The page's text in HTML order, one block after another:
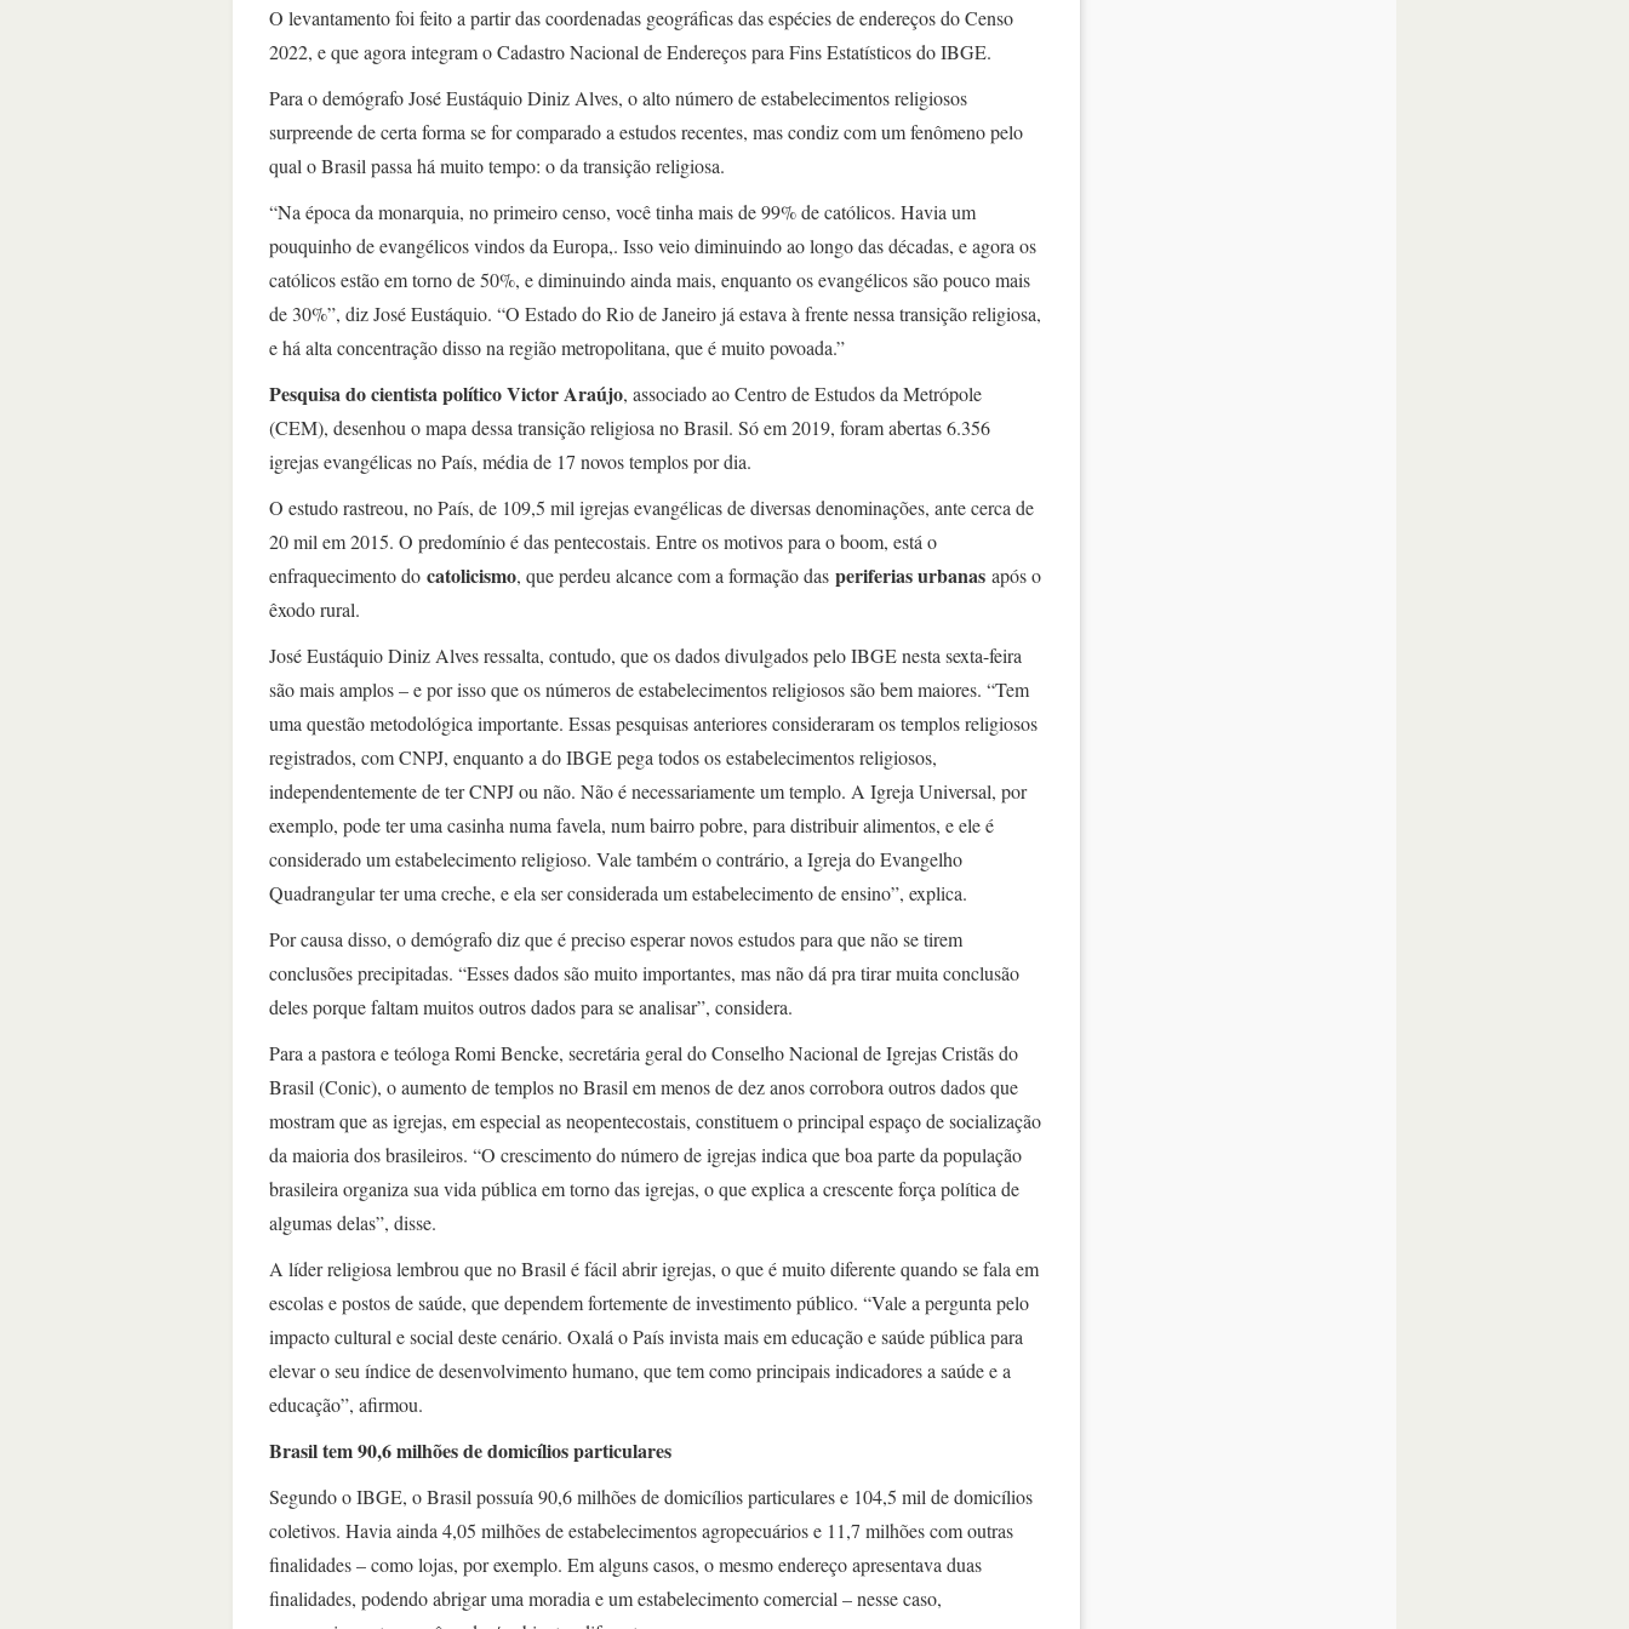
O levantamento foi feito a partir das coordenadas geográficas das espécies de endereços do Censo
2022, e que agora integram o Cadastro Nacional de Endereços para Fins Estatísticos do IBGE.
Para o demógrafo José Eustáquio Diniz Alves, o alto número de estabelecimentos religiosos
surpreende de certa forma se for comparado a estudos recentes, mas condiz com um fenômeno pelo
qual o Brasil passa há muito tempo: o da transição religiosa.
“Na época da monarquia, no primeiro censo, você tinha mais de 99% de católicos. Havia um
pouquinho de evangélicos vindos da Europa,. Isso veio diminuindo ao longo das décadas, e agora os
católicos estão em torno de 50%, e diminuindo ainda mais, enquanto os evangélicos são pouco mais
de 30%”, diz José Eustáquio. “O Estado do Rio de Janeiro já estava à frente nessa transição religiosa,
e há alta concentração disso na região metropolitana, que é muito povoada.”
Pesquisa do cientista político Victor Araújo, associado ao Centro de Estudos da Metrópole
(CEM), desenhou o mapa dessa transição religiosa no Brasil. Só em 2019, foram abertas 6.356
igrejas evangélicas no País, média de 17 novos templos por dia.
O estudo rastreou, no País, de 109,5 mil igrejas evangélicas de diversas denominações, ante cerca de
20 mil em 2015. O predomínio é das pentecostais. Entre os motivos para o boom, está o
enfraquecimento do catolicismo, que perdeu alcance com a formação das periferias urbanas após o
êxodo rural.
José Eustáquio Diniz Alves ressalta, contudo, que os dados divulgados pelo IBGE nesta sexta-feira
são mais amplos – e por isso que os números de estabelecimentos religiosos são bem maiores. “Tem
uma questão metodológica importante. Essas pesquisas anteriores consideraram os templos religiosos
registrados, com CNPJ, enquanto a do IBGE pega todos os estabelecimentos religiosos,
independentemente de ter CNPJ ou não. Não é necessariamente um templo. A Igreja Universal, por
exemplo, pode ter uma casinha numa favela, num bairro pobre, para distribuir alimentos, e ele é
considerado um estabelecimento religioso. Vale também o contrário, a Igreja do Evangelho
Quadrangular ter uma creche, e ela ser considerada um estabelecimento de ensino”, explica.
Por causa disso, o demógrafo diz que é preciso esperar novos estudos para que não se tirem
conclusões precipitadas. “Esses dados são muito importantes, mas não dá pra tirar muita conclusão
deles porque faltam muitos outros dados para se analisar”, considera.
Para a pastora e teóloga Romi Bencke, secretária geral do Conselho Nacional de Igrejas Cristãs do
Brasil (Conic), o aumento de templos no Brasil em menos de dez anos corrobora outros dados que
mostram que as igrejas, em especial as neopentecostais, constituem o principal espaço de socialização
da maioria dos brasileiros. “O crescimento do número de igrejas indica que boa parte da população
brasileira organiza sua vida pública em torno das igrejas, o que explica a crescente força política de
algumas delas”, disse.
A líder religiosa lembrou que no Brasil é fácil abrir igrejas, o que é muito diferente quando se fala em
escolas e postos de saúde, que dependem fortemente de investimento público. “Vale a pergunta pelo
impacto cultural e social deste cenário. Oxalá o País invista mais em educação e saúde pública para
elevar o seu índice de desenvolvimento humano, que tem como principais indicadores a saúde e a
educação”, afirmou.
Brasil tem 90,6 milhões de domicílios particulares
Segundo o IBGE, o Brasil possuía 90,6 milhões de domicílios particulares e 104,5 mil de domicílios
coletivos. Havia ainda 4,05 milhões de estabelecimentos agropecuários e 11,7 milhões com outras
finalidades – como lojas, por exemplo. Em alguns casos, o mesmo endereço apresentava duas
finalidades, podendo abrigar uma moradia e um estabelecimento comercial – nesse caso,